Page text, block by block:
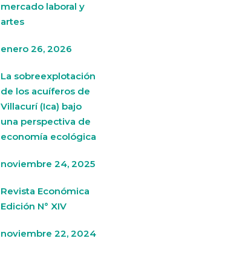
mercado laboral y
artes
enero 26, 2026
La sobreexplotación
de los acuíferos de
Villacurí (Ica) bajo
una perspectiva de
economía ecológica
noviembre 24, 2025
Revista Económica
Edición N° XIV
noviembre 22, 2024